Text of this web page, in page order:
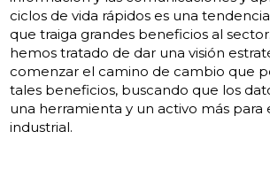
ciclos de vida rápidos es una
que traiga grandes beneficios al
hemos tratado de dar una visión
comenzar el camino de cambio que
tales beneficios, buscando que los
una herramienta y un activo más para
industrial.